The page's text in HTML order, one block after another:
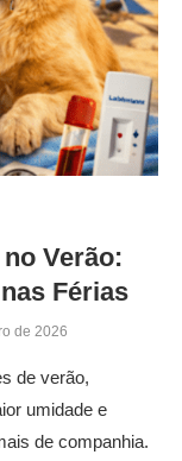
Verão:
Férias
de 2026
de verão,
umidade e
de companhia.